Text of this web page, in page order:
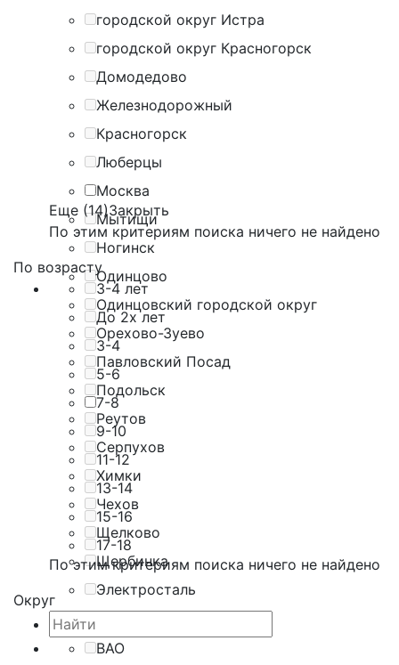
городской округ Истра
городской округ Красногорск
Домодедово
Железнодорожный
Красногорск
Люберцы
Москва
Мытищи
Ногинск
Одинцово
Одинцовский городской округ
Орехово-Зуево
Павловский Посад
Подольск
Реутов
Серпухов
Химки
Чехов
Щелково
Щербинка
Электросталь
Еще (14)Закрыть
По этим критериям поиска ничего не найдено
По возрасту
3-4 лет
До 2х лет
3-4
5-6
7-8
9-10
11-12
13-14
15-16
17-18
По этим критериям поиска ничего не найдено
Округ
ВАО